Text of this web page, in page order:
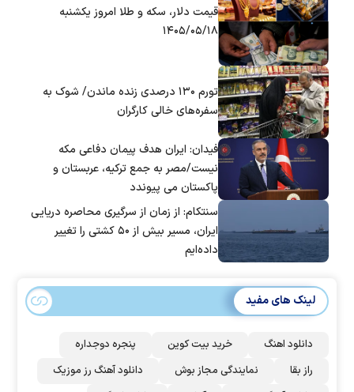
قیمت دلار، سکه و طلا امروز یکشنبه
۱۴۰۵/۰۵/۱۸
تورم ۱۳۰ درصدی زنده ماندن/ شوک به
سفره‌های خالی کارگران
فیدان: ایران هدف پیمان دفاعی مکه
نیست/مصر به جمع ترکیه، عربستان و
پاکستان می پیوندد
سنتکام: از زمان از سرگیری محاصره دریایی
ایران، مسیر بیش از ۵۰ کشتی را تغییر
داده‌ایم
لینک های مفید
دانلود اهنگ خرید بیت کوین
پنجره دوجداره
راز بقا
نمایندگی مجاز بوش
دانلود آهنگ رز‌ موزیک